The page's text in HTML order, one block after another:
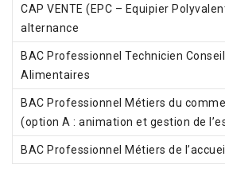
CAP VENTE (EPC – Equipier
alternance
BAC Professionnel Technicien
Alimentaires
BAC Professionnel Métiers du
(option A : animation et gestion de
BAC Professionnel Métiers de l’accueil